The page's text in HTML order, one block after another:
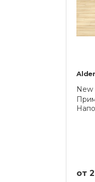
Alder
New
от